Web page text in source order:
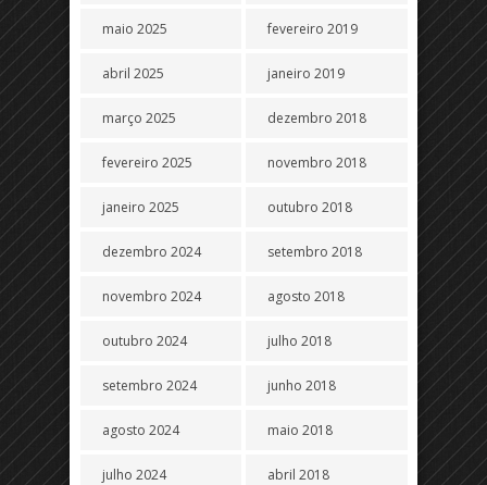
maio 2025
abril 2025
março 2025
fevereiro 2025
janeiro 2025
dezembro 2024
novembro 2024
outubro 2024
setembro 2024
agosto 2024
julho 2024
fevereiro 2019
janeiro 2019
dezembro 2018
novembro 2018
outubro 2018
setembro 2018
agosto 2018
julho 2018
junho 2018
maio 2018
abril 2018